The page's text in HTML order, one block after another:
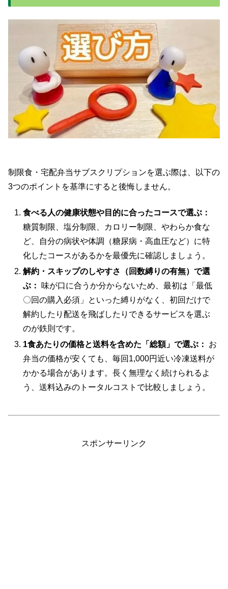
制限食・宅配弁当サブスクリプションを選ぶ際は、以下の
3つのポイントを基準にすると後悔しません。
食べる人の健康状態や目的に合ったコースで選ぶ：
糖質制限、塩分制限、カロリー制限、やわらか食な
ど、自分の病状や体調（糖尿病・高血圧など）に特
化したコースがあるかを最優先に確認しましょう。
解約・スキップのしやすさ（回数縛りの有無）で選
ぶ：
味が口に合うか分からないため、最初は「最低
〇回の購入必須」といった縛りがなく、初回だけで
解約したり配送を飛ばしたりできるサービスを選ぶ
のが鉄則です。
1食あたりの価格と送料を含めた「総額」で選ぶ：
お
弁当の価格が安くても、毎回1,000円近い冷凍送料が
かかる場合があります。長く無理なく続けられるよ
う、送料込みのトータルコストで比較しましょう。
スポンサーリンク